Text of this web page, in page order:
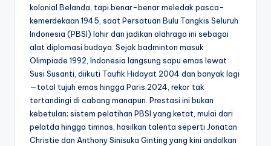
kolonial Belanda, tapi benar-benar meledak pasca-
kemerdekaan 1945, saat Persatuan Bulu Tangkis Seluruh
Indonesia (PBSI) lahir dan jadikan olahraga ini sebagai
alat diplomasi budaya. Sejak badminton masuk
Olimpiade 1992, Indonesia langsung sapu emas lewat
Susi Susanti, diikuti Taufik Hidayat 2004 dan banyak lagi
—total tujuh emas hingga Paris 2024, rekor tak
tertandingi di cabang manapun. Prestasi ini bukan
kebetulan; sistem pelatihan PBSI yang ketat, mulai dari
pelatda hingga timnas, hasilkan talenta seperti Jonatan
Christie dan Anthony Sinisuka Ginting yang kini andalkan